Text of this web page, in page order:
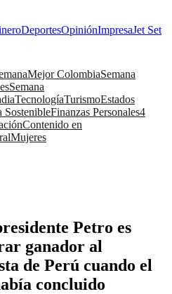
DeportesOpiniónImpresaJet Set
Mejor ColombiaSemana
Semana
TecnologíaTurismoEstados
SostenibleFinanzas Personales4
Contenido en
Mujeres
Petro es
ganador al
de Perú cuando el
concluido